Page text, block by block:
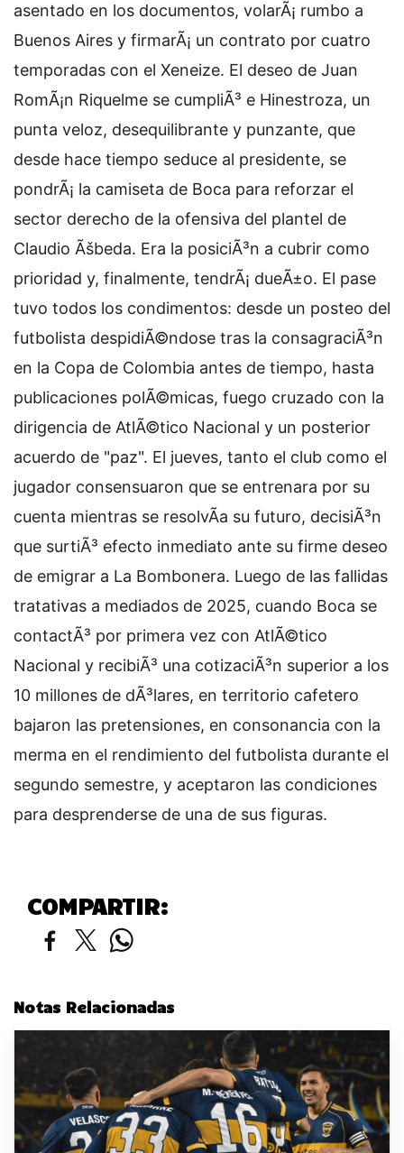
asentado en los documentos, volarÃ¡ rumbo a
Buenos Aires y firmarÃ¡ un contrato por cuatro
temporadas con el Xeneize. El deseo de Juan
RomÃ¡n Riquelme se cumpliÃ³ e Hinestroza, un
punta veloz, desequilibrante y punzante, que
desde hace tiempo seduce al presidente, se
pondrÃ¡ la camiseta de Boca para reforzar el
sector derecho de la ofensiva del plantel de
Claudio Ãšbeda. Era la posiciÃ³n a cubrir como
prioridad y, finalmente, tendrÃ¡ dueÃ±o. El pase
tuvo todos los condimentos: desde un posteo del
futbolista despidiÃ©ndose tras la consagraciÃ³n
en la Copa de Colombia antes de tiempo, hasta
publicaciones polÃ©micas, fuego cruzado con la
dirigencia de AtlÃ©tico Nacional y un posterior
acuerdo de "paz". El jueves, tanto el club como el
jugador consensuaron que se entrenara por su
cuenta mientras se resolvÃ­a su futuro, decisiÃ³n
que surtiÃ³ efecto inmediato ante su firme deseo
de emigrar a La Bombonera. Luego de las fallidas
tratativas a mediados de 2025, cuando Boca se
contactÃ³ por primera vez con AtlÃ©tico
Nacional y recibiÃ³ una cotizaciÃ³n superior a los
10 millones de dÃ³lares, en territorio cafetero
bajaron las pretensiones, en consonancia con la
merma en el rendimiento del futbolista durante el
segundo semestre, y aceptaron las condiciones
para desprenderse de una de sus figuras.
COMPARTIR:
Notas Relacionadas